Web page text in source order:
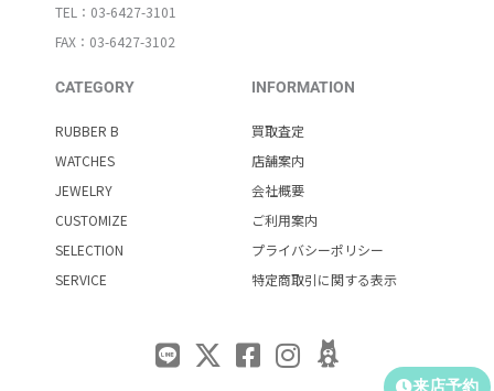
TEL：03-6427-3101
FAX：03-6427-3102
CATEGORY
RUBBER B
WATCHES
JEWELRY
CUSTOMIZE
SELECTION
SERVICE
INFORMATION
買取査定
店舗案内
会社概要
ご利用案内
プライバシーポリシー
特定商取引に関する表示
来店予約